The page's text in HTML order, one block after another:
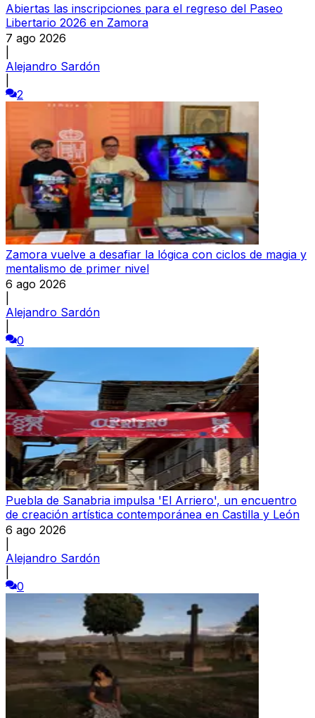
Abiertas las inscripciones para el regreso del Paseo
Libertario 2026 en Zamora
7 ago 2026
Alejandro Sardón
2
Zamora vuelve a desafiar la lógica con ciclos de magia y
mentalismo de primer nivel
6 ago 2026
Alejandro Sardón
0
Puebla de Sanabria impulsa 'El Arriero', un encuentro
de creación artística contemporánea en Castilla y León
6 ago 2026
Alejandro Sardón
0